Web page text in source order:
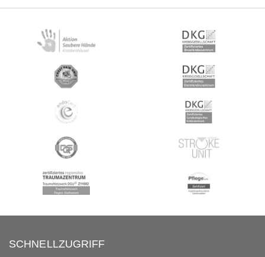
SCHNELLZUGRIFF